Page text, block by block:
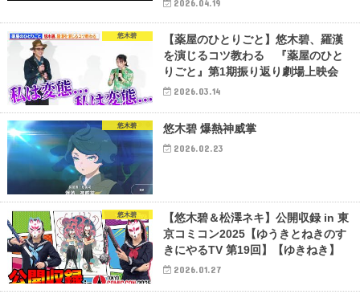
2026.04.19
悠木碧
【薬屋のひとりごと】悠木碧、羅漢
を演じるコツ教わる 『薬屋のひと
りごと』第1期振り返り劇場上映会
2026.03.14
悠木碧 悠木碧 爆熱神威掌
2026.02.23
悠木碧
【悠木碧＆松澤ネキ】公開収録 in 東
京コミコン2025【ゆうきとねきのす
きにやるTV 第19回】【ゆきねき】
2026.01.27